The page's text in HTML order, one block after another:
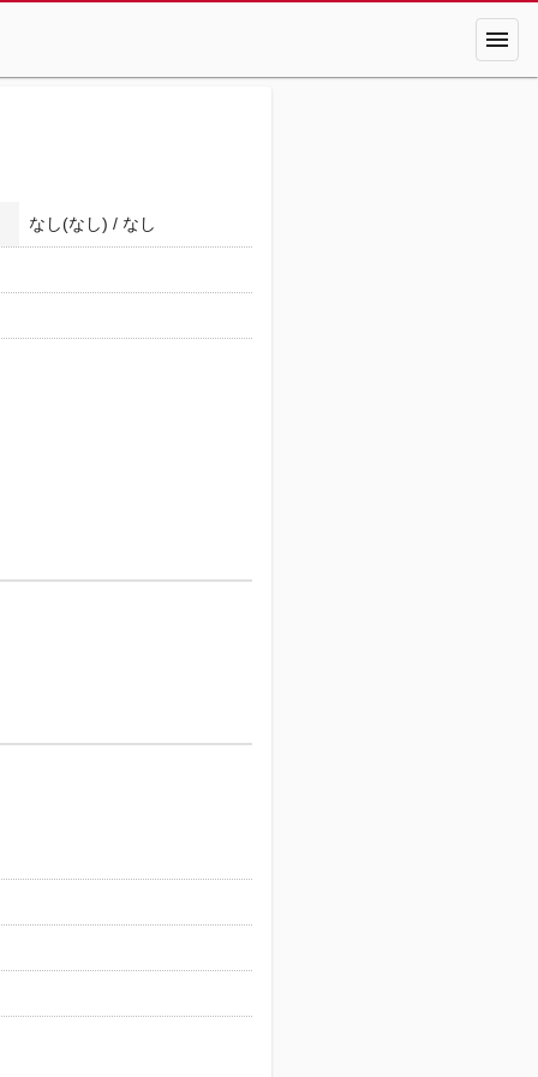
menu
なし(なし) / なし